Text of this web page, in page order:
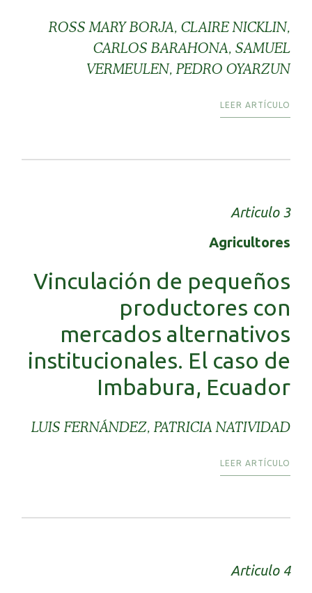
ROSS MARY BORJA, CLAIRE NICKLIN,
CARLOS BARAHONA, SAMUEL
VERMEULEN, PEDRO OYARZUN
LEER ARTÍCULO
Articulo 3
Agricultores
Vinculación de pequeños
productores con
mercados alternativos
institucionales. El caso de
Imbabura, Ecuador
LUIS FERNÁNDEZ, PATRICIA NATIVIDAD
LEER ARTÍCULO
Articulo 4